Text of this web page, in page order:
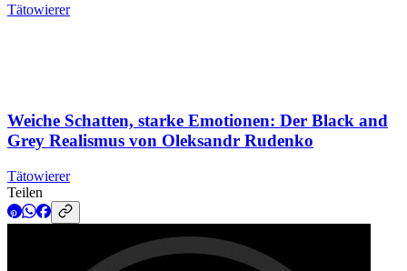
Tätowierer
Weiche Schatten, starke Emotionen: Der Black and
Grey Realismus von Oleksandr Rudenko
Tätowierer
Teilen